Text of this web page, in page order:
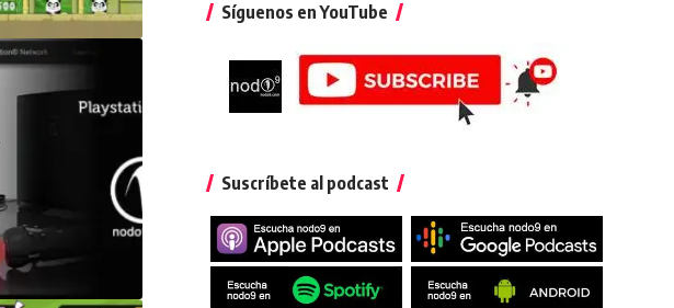
Síguenos en YouTube
Suscríbete al podcast